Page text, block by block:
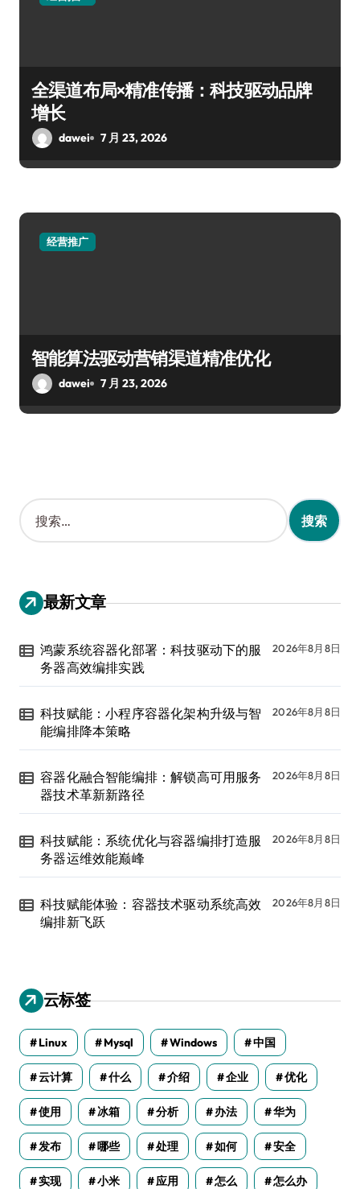
全渠道布局×精准传播：科技驱动品牌
增长
dawei 7 月 23, 2026
经营推广
智能算法驱动营销渠道精准优化
dawei 7 月 23, 2026
搜
索
：
最新文章
鸿蒙系统容器化部署：科技驱动下的服
务器高效编排实践
2026年8月8日
科技赋能：小程序容器化架构升级与智
能编排降本策略
2026年8月8日
容器化融合智能编排：解锁高可用服务
器技术革新新路径
2026年8月8日
科技赋能：系统优化与容器编排打造服
务器运维效能巅峰
2026年8月8日
科技赋能体验：容器技术驱动系统高效
编排新飞跃
2026年8月8日
云标签
Linux Mysql Windows 中国
云计算 什么 介绍 企业 优化
使用 冰箱 分析 办法 华为
发布 哪些 处理 如何 安全
实现 小米 应用 怎么 怎么办